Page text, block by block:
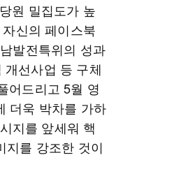
원 밀집도가 높
신의 페이스북
발전특위의 성과
개선사업 등 구체
어드리고 5월 영
더욱 박차를 가하
지를 앞세워 핵
지를 강조한 것이